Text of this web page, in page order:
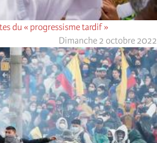
du « progressisme tardif »
Dimanche 2 octobre 2022